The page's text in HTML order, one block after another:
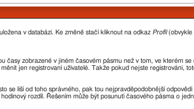
v databázi. Ke změně stačí kliknout na odkaz Profil(obvykle
časy zobrazené v jiném časovém pásmu než v tom, ve kterém
jen registrovaní uživatelé. Takže pokud nejste registrováni,
se liší od toho správného, pak tou nejpravděpodobnější
rozdíl. Řešením může být posunutí časového pásma o